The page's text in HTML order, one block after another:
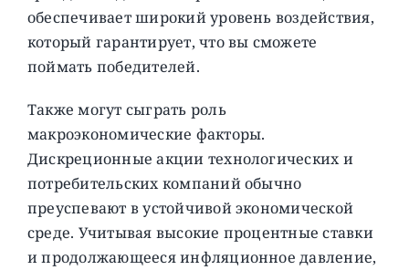
обеспечивает широкий уровень воздействия,
который гарантирует, что вы сможете
поймать победителей.
Также могут сыграть роль
макроэкономические факторы.
Дискреционные акции технологических и
потребительских компаний обычно
преуспевают в устойчивой экономической
среде. Учитывая высокие процентные ставки
и продолжающееся инфляционное давление,